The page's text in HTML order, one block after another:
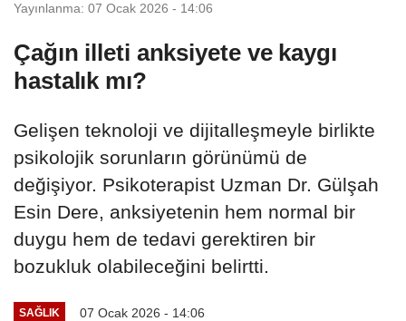
Yayınlanma: 07 Ocak 2026 - 14:06
Çağın illeti anksiyete ve kaygı
hastalık mı?
Gelişen teknoloji ve dijitalleşmeyle birlikte
psikolojik sorunların görünümü de
değişiyor. Psikoterapist Uzman Dr. Gülşah
Esin Dere, anksiyetenin hem normal bir
duygu hem de tedavi gerektiren bir
bozukluk olabileceğini belirtti.
SAĞLIK 07 Ocak 2026 - 14:06